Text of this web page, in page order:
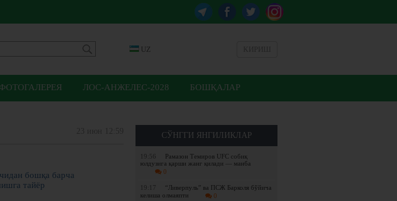
UZ
ФОТОГАЛЕРЕЯ ЛОС-АНЖЕЛЕС-2028 БОШҚАЛАР
СЎНГГИ ЯНГИЛИКЛАР
19:56
Рамазон Темиров UFC собиқ
юлдузига қарши жанг қилади — манба
0
19:17
“Ливерпуль” ва ПСЖ Барколя бўйича
келиша олмаяпти
0
бошқа барча
тайёр